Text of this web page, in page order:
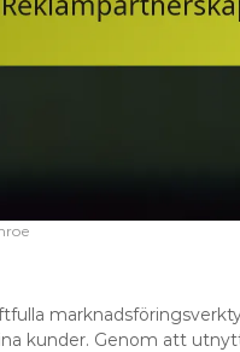
kunder. Genom att